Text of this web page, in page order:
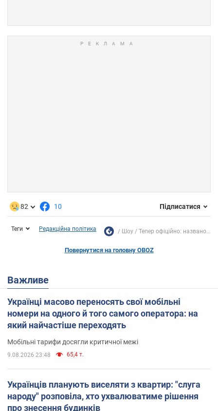
82 10 Підписатися
Теги Редакційна політика Шоу Тепер офіційно: названо...
Повернутися на головну OBOZ
Важливе
Українці масово переносять свої мобільні
номери на одного й того самого оператора: на
який найчастіше переходять
Мобільні тарифи досягли критичної межі
9.08.2026 23:48 65,4 т.
Українців планують виселяти з квартир: "слуга
народу" розповіла, хто ухвалюватиме рішення
про знесення будинків